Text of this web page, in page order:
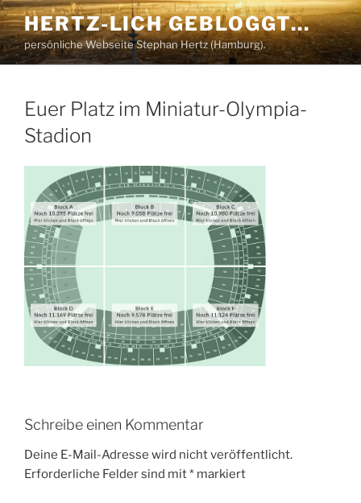
Zum
Inhalt
springen
HERTZ-LICH GEBLOGGT…
persönliche Webseite Stephan Hertz (Hamburg).
Euer Platz im Miniatur-Olympia-
Stadion
Schreibe einen Kommentar
Deine E-Mail-Adresse wird nicht veröffentlicht.
Erforderliche Felder sind mit* markiert